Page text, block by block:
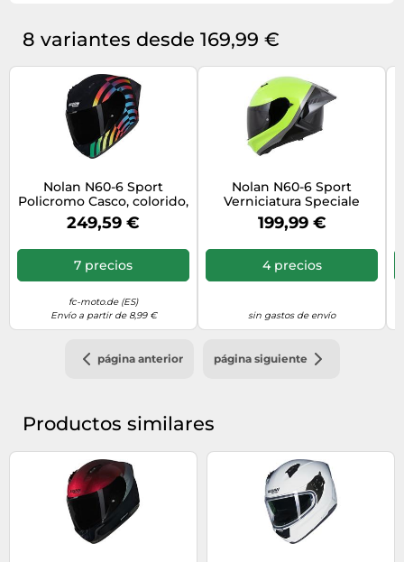
8 variantes desde 169,99 €
Nolan N60-6 Sport
Policromo Casco, colorido,
Talla S (56)
249,59 €
7 precios
fc-moto.de (ES)
Envío a partir de 8,99 €
Nolan N60-6 Sport
Verniciatura Speciale
Casco Integral
Amarillo/Negro/Gris S
199,99 €
4 precios
sin gastos de envío
página anterior página siguiente
Productos similares